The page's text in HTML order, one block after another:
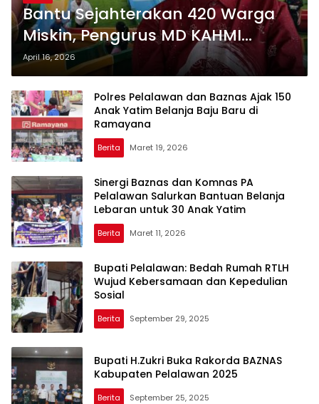
Bantu Sejahterakan 420 Warga
Miskin, Pengurus MD KAHMI
Pelalawan Apresiasi Z-Park Kerinci
Skyland
April 16, 2026
Polres Pelalawan dan Baznas Ajak 150
Anak Yatim Belanja Baju Baru di
Ramayana
Berita Maret 19, 2026
Sinergi Baznas dan Komnas PA
Pelalawan Salurkan Bantuan Belanja
Lebaran untuk 30 Anak Yatim
Berita Maret 11, 2026
Bupati Pelalawan: Bedah Rumah RTLH
Wujud Kebersamaan dan Kepedulian
Sosial
Berita September 29, 2025
Bupati H.Zukri Buka Rakorda BAZNAS
Kabupaten Pelalawan 2025
Berita September 25, 2025